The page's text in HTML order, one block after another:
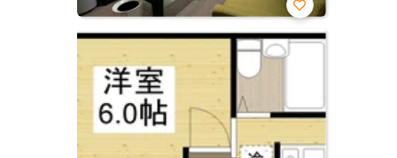
お気
に入
り登